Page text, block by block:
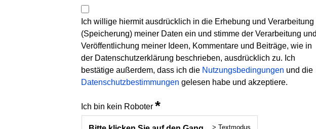
Ich willige hiermit ausdrücklich in die Erhebung und Verarbeitung
(Speicherung) meiner Daten ein und stimme der Verarbeitung und
Veröffentlichung meiner Ideen, Kommentare und Beiträge, wie in
der Datenschutzerklärung beschrieben, ausdrücklich zu. Ich
bestätige außerdem, dass ich die Nutzungsbedingungen und die
Datenschutzbestimmungen gelesen habe und akzeptiere.
Ich bin kein Roboter *
> Textmodus